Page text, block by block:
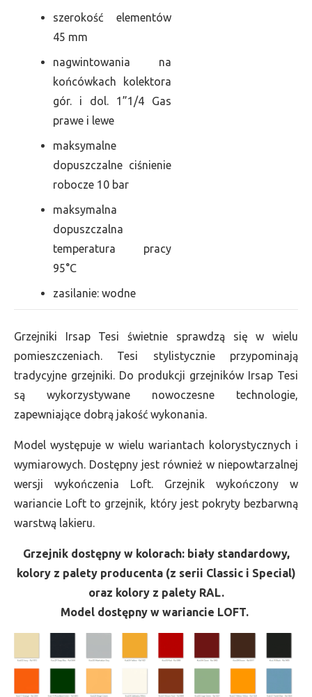
szerokość elementów
45 mm
nagwintowania na
końcówkach kolektora
gór. i dol. 1”1/4 Gas
prawe i lewe
maksymalne
dopuszczalne ciśnienie
robocze 10 bar
maksymalna
dopuszczalna
temperatura pracy
95°C
zasilanie: wodne
Grzejniki Irsap Tesi świetnie sprawdzą się w wielu
pomieszczeniach. Tesi stylistycznie przypominają
tradycyjne grzejniki. Do produkcji grzejników Irsap Tesi
są wykorzystywane nowoczesne technologie,
zapewniające dobrą jakość wykonania.
Model występuje w wielu wariantach kolorystycznych i
wymiarowych. Dostępny jest również w niepowtarzalnej
wersji wykończenia Loft. Grzejnik wykończony w
wariancie Loft to grzejnik, który jest pokryty bezbarwną
warstwą lakieru.
Grzejnik dostępny w kolorach: biały standardowy,
kolory z palety producenta (z serii Classic i Special)
oraz kolory z palety RAL.
Model dostępny w wariancie LOFT.